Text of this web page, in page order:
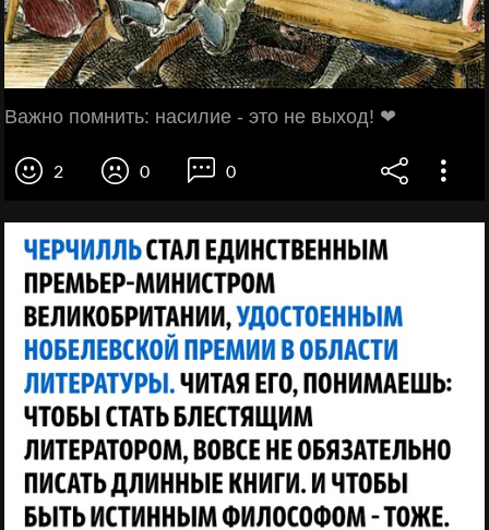
Важно помнить: насилие - это не выход! ❤
2 0 0